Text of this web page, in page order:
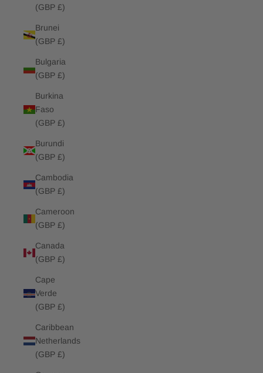
(GBP £)
Brunei
(GBP £)
Bulgaria
(GBP £)
Burkina
Faso
(GBP £)
Burundi
(GBP £)
Cambodia
(GBP £)
Cameroon
(GBP £)
Canada
(GBP £)
Cape
Verde
(GBP £)
Caribbean
Netherlands
(GBP £)